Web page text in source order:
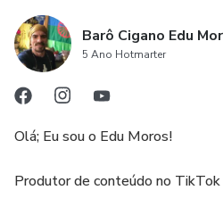
• POR QUE ELEMENTOS
• HISTÓRIA E OBJETIVOS
• ORAÇÃO PARA ABRIR
• SÍMBOLOS CIGANOS - 05:20*
Barô Cigano Edu
5 Ano Hotmarter
Olá; Eu sou o Edu Moros!
Produtor de conteúdo no